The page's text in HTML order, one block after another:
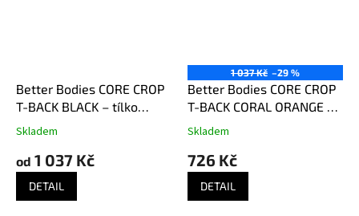
Better Bodies CORE CROP
T-BACK BLACK – tílko
Better Bodies černé
Skladem
od 1 037 Kč
DETAIL
1 037 Kč –29 %
Better Bodies CORE CROP
T-BACK CORAL ORANGE –
tílko Better Bodies
Skladem
726 Kč
DETAIL